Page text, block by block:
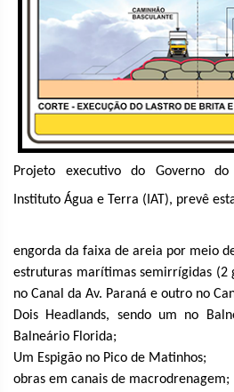
Projeto executivo do Governo
Instituto Água e Terra (IAT), prevê
engorda da faixa de areia por meio
estruturas marítimas semirrígidas (2
no Canal da Av. Paraná e outro no
Dois Headlands, sendo um no
Balneário Florida;
Um Espigão no Pico de Matinhos;
obras em canais de macrodrenagem;